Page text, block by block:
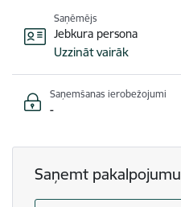
Saņēmējs
Jebkura persona
Uzzināt vairāk
Saņemšanas ierobežojumi
-
Saņemt pakalpojumu